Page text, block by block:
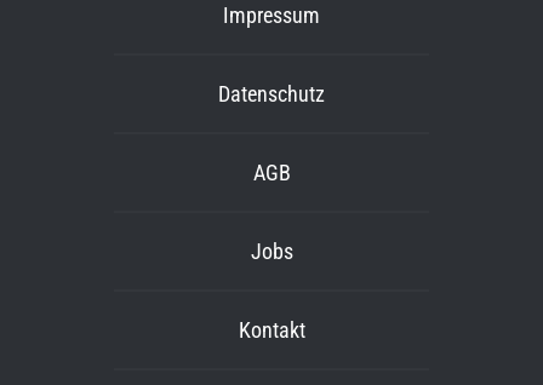
Impressum
Datenschutz
AGB
Jobs
Kontakt